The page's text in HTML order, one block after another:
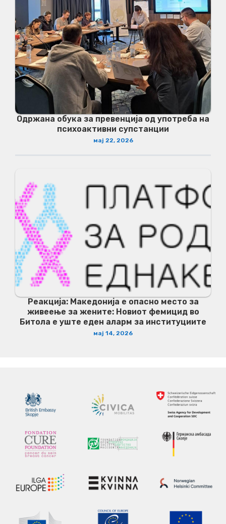
Одржана обука за превенција од употреба на
психоактивни супстанции
мај 22, 2026
Реакција: Македонија е опасно место за
живеење за жените: Новиот фемицид во
Битола е уште еден аларм за институциите
мај 14, 2026